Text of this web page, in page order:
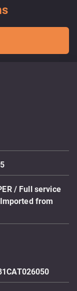
/ Full service
from